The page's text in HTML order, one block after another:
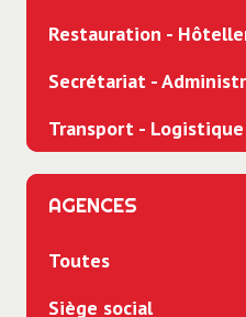
Restauration -
Secrétariat -
Transport - Logistique
AGENCES
Toutes
Siège social